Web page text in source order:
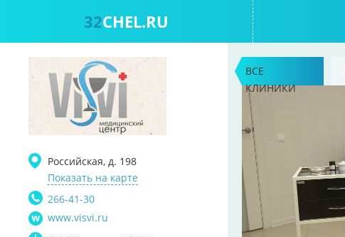
32CHEL.RU
Российская, д. 198
Показать на карте
266-41-30
www.visvi.ru
ВСЕ
КЛИНИКИ